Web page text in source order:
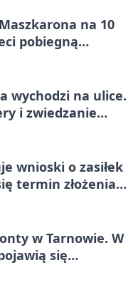
na 10
pobiegną
wychodzi na ulice.
i zwiedzanie
wnioski o zasiłek
termin złożenia
w Tarnowie. W
się